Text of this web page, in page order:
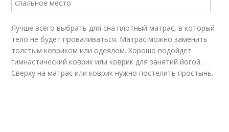
Лучше всего выбрать для сна плотный матрас, в который
тело не будет проваливаться. Матрас можно заменить
толстым ковриком или одеялом. Хорошо подойдет
гимнастический коврик или коврик для занятий йогой.
Сверху на матрас или коврик нужно постелить простынь.